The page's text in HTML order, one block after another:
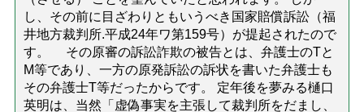
し、その前に目ざわりともいうべき国家賠償訴訟（福
井地方裁判所.平成24年ワ第159号）が提起されたので
す。 その原審の訴訟詐欺の被告とは、弁護士のTと
M等であり、一方の原発訴訟の訴状を書いた弁護士も
その弁護士T等だったからです。 定年後を夢みる樋口
英明は、当然「虚偽事実を主張して裁判所をだまし、